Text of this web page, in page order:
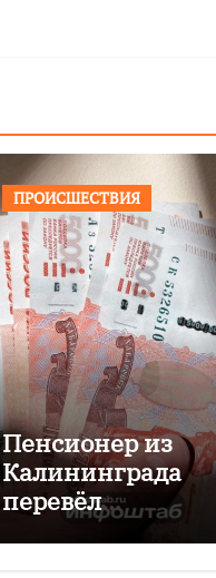
ПРОИСШЕСТВИЯ
Пенсионер из
Калининграда
перевёл
мошенникам